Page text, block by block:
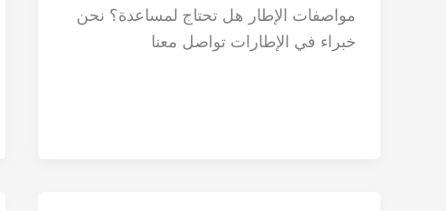
مواصفات الإطار هل تحتاج لمساعدة؟ نحن
خبراء في الإطارات تواصل معنا